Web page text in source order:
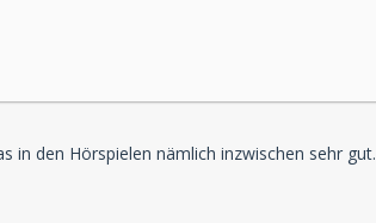
in den Hörspielen nämlich inzwischen sehr gut.